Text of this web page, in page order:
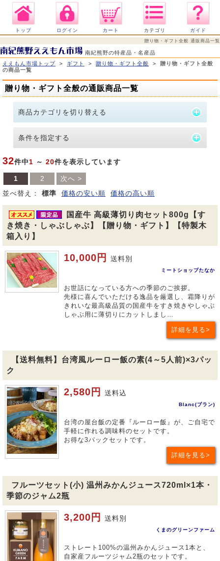
トップ ログイン カート カテゴリ ガイド
贈り物・ギフト全般 通販商品一覧
南紀熊野の特産品・名産品
ええもん市場トップ > ギフト > 贈り物・ギフト全般 >
贈り物・ギフト全般
の商品一覧
贈り物・ギフト全般の通販商品一覧
商品カテゴリを切り替える
条件を指定する
32件中1 ～ 20件を表示しています
1 2
次へ >
並べ替え：
標準 価格の安い順 価格の高い順
国産牛 高級薄切り肉セット800g【す
き焼き・しゃぶしゃぶ】【贈り物・ギフト】【特製木
箱入り】
10,000円 送料別
ミートショップたなか
お世話になっている方への季節のご挨拶。
先様に喜んでいただける逸品を厳選し、霜降りが
きれいな最高級品質の国産牛をすき焼きやしゃぶ
しゃぶ用に薄切りにカットしまし…
詳細を見る
【送料無料】台湾風ルーロー飯の素(4～5人前)×3パッ
ク
2,580円 送料込
Blanc(ブラン)
台湾の屋台飯の定番『ルーロー飯』が、ご自宅で
手軽に作れる調味料のセットです。
お得な3パックセットです。
詳細を見る
フルーツセット(小) 温州みかんジュース720ml×1本・
季節のジャム2瓶
3,200円 送料別
くまのグリーンファーム
ストレート100%の温州みかんジュース1本と、
自家産フルーツジャム2瓶のセットです。